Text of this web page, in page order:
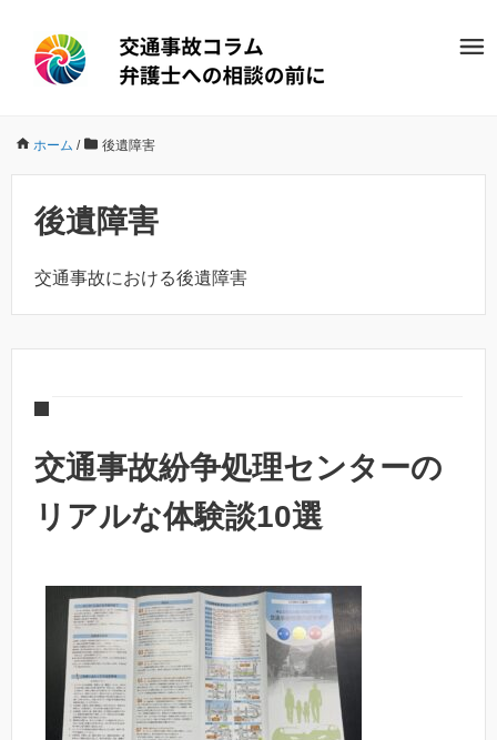
ホーム / 後遺障害
後遺障害
交通事故における後遺障害
交通事故紛争処理センターの
リアルな体験談10選